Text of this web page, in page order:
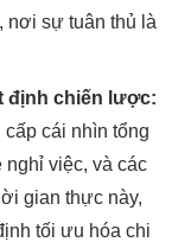
nơi sự tuân thủ là
định chiến lược:
cái nhìn tổng
việc, và các
gian thực này,
tối ưu hóa chi